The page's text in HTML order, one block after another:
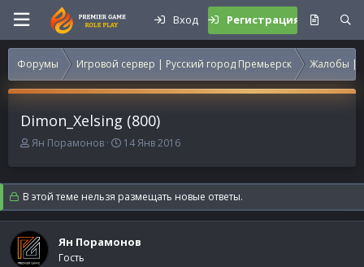
Вход Регистрация
Форумы Игровой сервер | Русский город Премьерск Жалобы |
Dimon_Xelsing (800)
А
т
о
р
т
е
м
ы
Ян Порамонов
Д
т
а
н
а
а
14 Янв 2016
В этой теме нельзя размещать новые ответы.
Ян Порамонов
Гость